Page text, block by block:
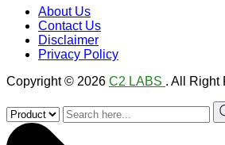
About Us
Contact Us
Disclaimer
Privacy Policy
Copyright © 2026 C2 LABS . All Right